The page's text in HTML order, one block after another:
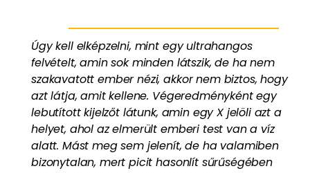
Úgy kell elképzelni, mint egy ultrahangos
felvételt, amin sok minden látszik, de ha nem
szakavatott ember nézi, akkor nem biztos, hogy
azt látja, amit kellene. Végeredményként egy
lebutított kijelzőt látunk, amin egy X jelöli azt a
helyet, ahol az elmerült emberi test van a víz
alatt. Mást meg sem jelenít, de ha valamiben
bizonytalan, mert picit hasonlít sűrűségében